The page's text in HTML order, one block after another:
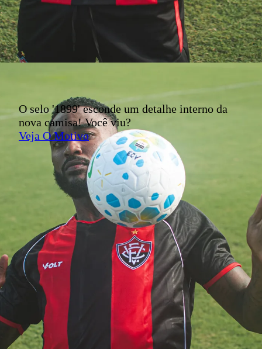
O selo '1899' esconde um detalhe interno da
nova camisa! Você viu?
Veja O Motivo